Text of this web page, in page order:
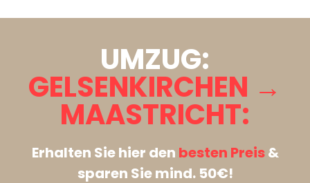
UMZUG:
GELSENKIRCHEN →
MAASTRICHT:
Erhalten Sie hier den besten Preis&
sparen Sie mind. 50€!